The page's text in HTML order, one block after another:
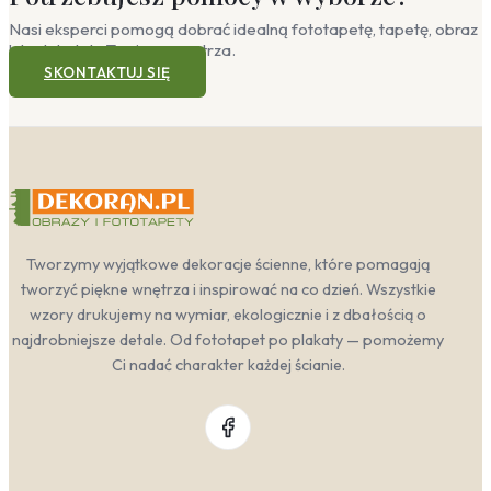
Morze — w jakich
pomieszczeniach sprawdzi się
wprowadzenie do wnętrz odrobiny natury i przestrzeni.
W zależności od wybranego wzoru, potrafią zarówno
dodać energii, jak i stworzyć oazę spokoju. Sprawdź, w
krajobrazów zadziała najlepiej.
Salon— to serce domu, które zyska na głębi
dzięki fototapecie z panoramą morza.
Dynamiczne wzory, takie jak fototapety sztorm
na ścianę, nadadzą przestrzeni dramatyzmu i
staną się odważnym punktem centralnym,
kontrastującym z minimalistycznymi meblami. Z
kolei spokojne horyzonty morskie w odcieniach
Nasi eksperci pomogą dobrać idealną fototapetę, tapetę, obraz
lub plakat do Twojego wnętrza.
SKONTAKTUJ SIĘ
Tworzymy wyjątkowe dekoracje ścienne, które pomagają
tworzyć piękne wnętrza i inspirować na co dzień. Wszystkie
wzory drukujemy na wymiar, ekologicznie i z dbałością o
najdrobniejsze detale. Od fototapet po plakaty — pomożemy
Ci nadać charakter każdej ścianie.